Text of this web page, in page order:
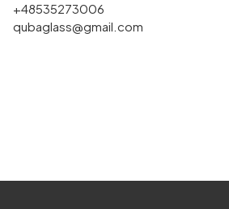
+48535273006
qubaglass@gmail.com